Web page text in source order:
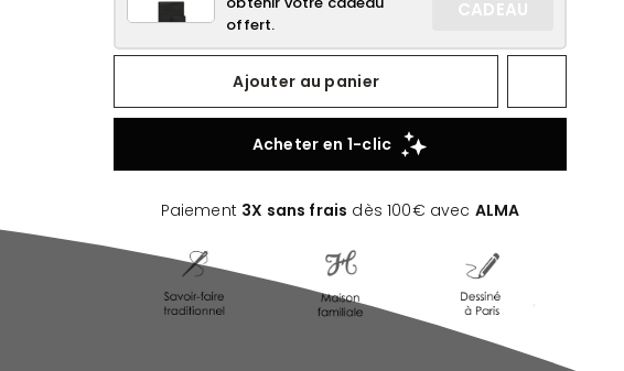
offert.
CADEAU
Ajouter au panier
Paiement 3X sans frais dès 100€ avec ALMA